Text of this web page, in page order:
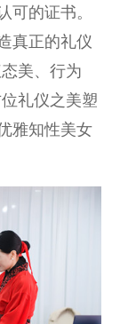
可的证书。
真正的礼仪
美、行为
礼仪之美塑
雅知性美女